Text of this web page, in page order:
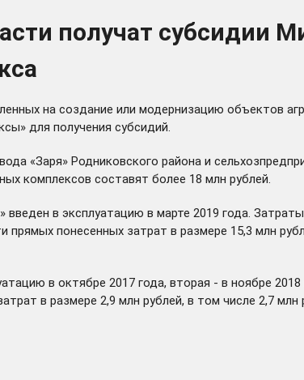
получат субсидии
на создание или модернизацию объектов
для получения субсидий.
«Заря» Родниковского района и
комплексов составят более 18 млн рублей.
в эксплуатацию в марте 2019 года.
понесенных затрат в размере 15,3 млн
в октябре 2017 года, вторая - в ноябре
в размере 2,9 млн рублей, в том числе 2,7